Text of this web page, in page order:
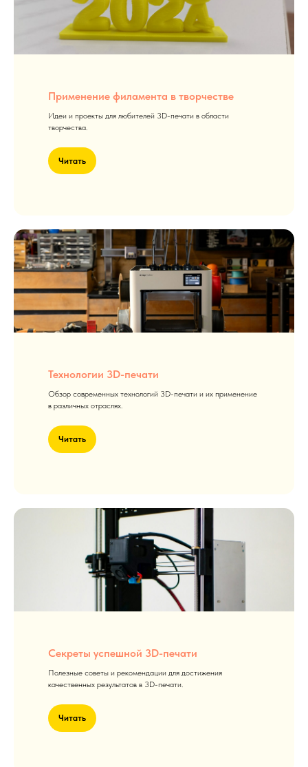
Применение филамента в творчестве
Идеи и проекты для любителей 3D-печати в области
творчества.
Читать
Технологии 3D-печати
Обзор современных технологий 3D-печати и их применение
в различных отраслях.
Читать
Секреты успешной 3D-печати
Полезные советы и рекомендации для достижения
качественных результатов в 3D-печати.
Читать